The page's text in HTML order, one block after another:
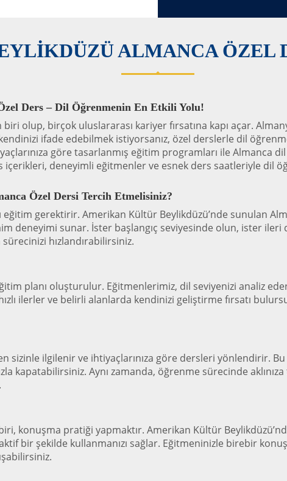
ALMANCA ÖZEL
Ders – Dil Öğrenmenin En Etkili Yolu!
olup, birçok uluslararası kariyer fırsatına kapı açar.
ifade edebilmek istiyorsanız, özel derslerle dil
göre tasarlanmış eğitim programları ile Almanca
deneyimli eğitmenler ve esnek ders saatleriyle dil
Özel Dersi Tercih Etmelisiniz?
gerektirir. Amerikan Kültür Beylikdüzü’nde sunulan
deneyimi sunar. İster başlangıç seviyesinde olun, ister ileri
hızlandırabilirsiniz.
planı oluşturulur. Eğitmenlerimiz, dil seviyenizi analiz
ilerler ve belirli alanlarda kendinizi geliştirme fırsatı
sizinle ilgilenir ve ihtiyaçlarınıza göre dersleri yönlendirir. Bu
kapatabilirsiniz. Aynı zamanda, öğrenme sürecinde
konuşma pratiği yapmaktır. Amerikan Kültür
bir şekilde kullanmanızı sağlar. Eğitmeninizle birebir